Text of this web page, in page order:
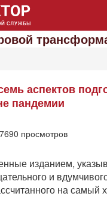
аспектов
пандемии
просмотров
изданием,
и
на самый